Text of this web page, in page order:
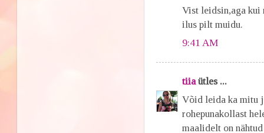
Vist leidsin,aga kui
ilus pilt muidu.
9:41 AM
tiiaütles ...
Võid leida ka mitu
rohepunakollast
maalidelt on